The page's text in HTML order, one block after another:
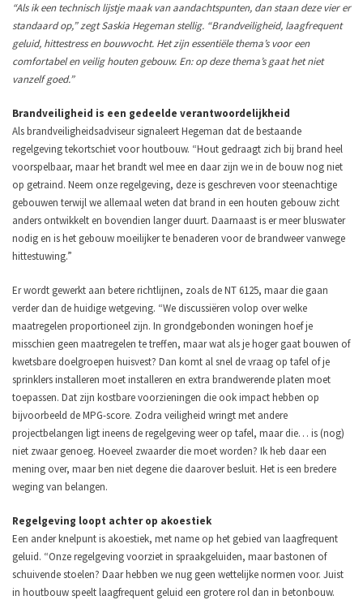
“Als ik een technisch lijstje maak van aandachtspunten, dan staan deze vier er
standaard op,” zegt Saskia Hegeman stellig. “Brandveiligheid, laagfrequent
geluid, hittestress en bouwvocht. Het zijn essentiële thema’s voor een
comfortabel en veilig houten gebouw. En: op deze thema’s gaat het niet
vanzelf goed.”
Brandveiligheid is een gedeelde verantwoordelijkheid
Als brandveiligheidsadviseur signaleert Hegeman dat de bestaande
regelgeving tekortschiet voor houtbouw. “Hout gedraagt zich bij brand heel
voorspelbaar, maar het brandt wel mee en daar zijn we in de bouw nog niet
op getraind. Neem onze regelgeving, deze is geschreven voor steenachtige
gebouwen terwijl we allemaal weten dat brand in een houten gebouw zicht
anders ontwikkelt en bovendien langer duurt. Daarnaast is er meer bluswater
nodig en is het gebouw moeilijker te benaderen voor de brandweer vanwege
hittestuwing.”
Er wordt gewerkt aan betere richtlijnen, zoals de NT 6125, maar die gaan
verder dan de huidige wetgeving. “We discussiëren volop over welke
maatregelen proportioneel zijn. In grondgebonden woningen hoef je
misschien geen maatregelen te treffen, maar wat als je hoger gaat bouwen of
kwetsbare doelgroepen huisvest? Dan komt al snel de vraag op tafel of je
sprinklers installeren moet installeren en extra brandwerende platen moet
toepassen. Dat zijn kostbare voorzieningen die ook impact hebben op
bijvoorbeeld de MPG-score. Zodra veiligheid wringt met andere
projectbelangen ligt ineens de regelgeving weer op tafel, maar die… is (nog)
niet zwaar genoeg. Hoeveel zwaarder die moet worden? Ik heb daar een
mening over, maar ben niet degene die daarover besluit. Het is een bredere
weging van belangen.
Regelgeving loopt achter op akoestiek
Een ander knelpunt is akoestiek, met name op het gebied van laagfrequent
geluid. “Onze regelgeving voorziet in spraakgeluiden, maar bastonen of
schuivende stoelen? Daar hebben we nug geen wettelijke normen voor. Juist
in houtbouw speelt laagfrequent geluid een grotere rol dan in betonbouw.